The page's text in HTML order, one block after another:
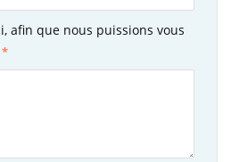
afin que nous puissions vous